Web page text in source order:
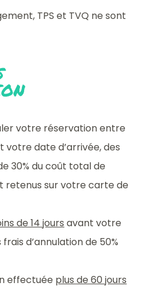
TPS et TVQ ne sont
votre réservation entre
votre date d’arrivée, des
30% du coût total de
retenus sur votre carte de
de 14 jours avant votre
d’annulation de 50%
effectuée plus de 60 jours